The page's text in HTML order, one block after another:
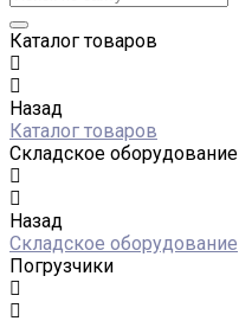
Каталог товаров
Назад
Каталог товаров
Складское оборудование
Назад
Складское оборудование
Погрузчики